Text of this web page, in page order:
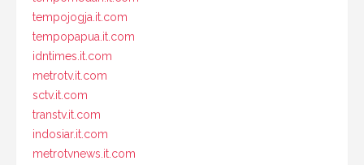
tempojogja.it.com
tempopapua.it.com
idntimes.it.com
metrotv.it.com
sctv.it.com
transtv.it.com
indosiar.it.com
metrotvnews.it.com